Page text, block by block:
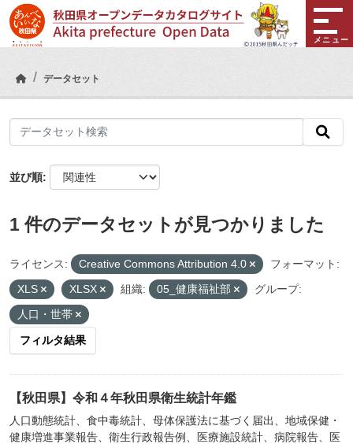
Skip to main content
メニュー
データセット
並び順
1 件のデータセットが見つかりました
ライセンス: Creative Commons Attribution 4.0
フォーマット:
XLS
XLSX 組織: 05_健康福祉部
グループ:
人口・世帯
フィルタ結果
【秋田県】令和４年秋田県衛生統計年鑑
人口動態統計、食中毒統計、母体保護法に基づく届出、地域保健・
健康増進事業報告、衛生行政報告例、医療施設統計、病院報告、医